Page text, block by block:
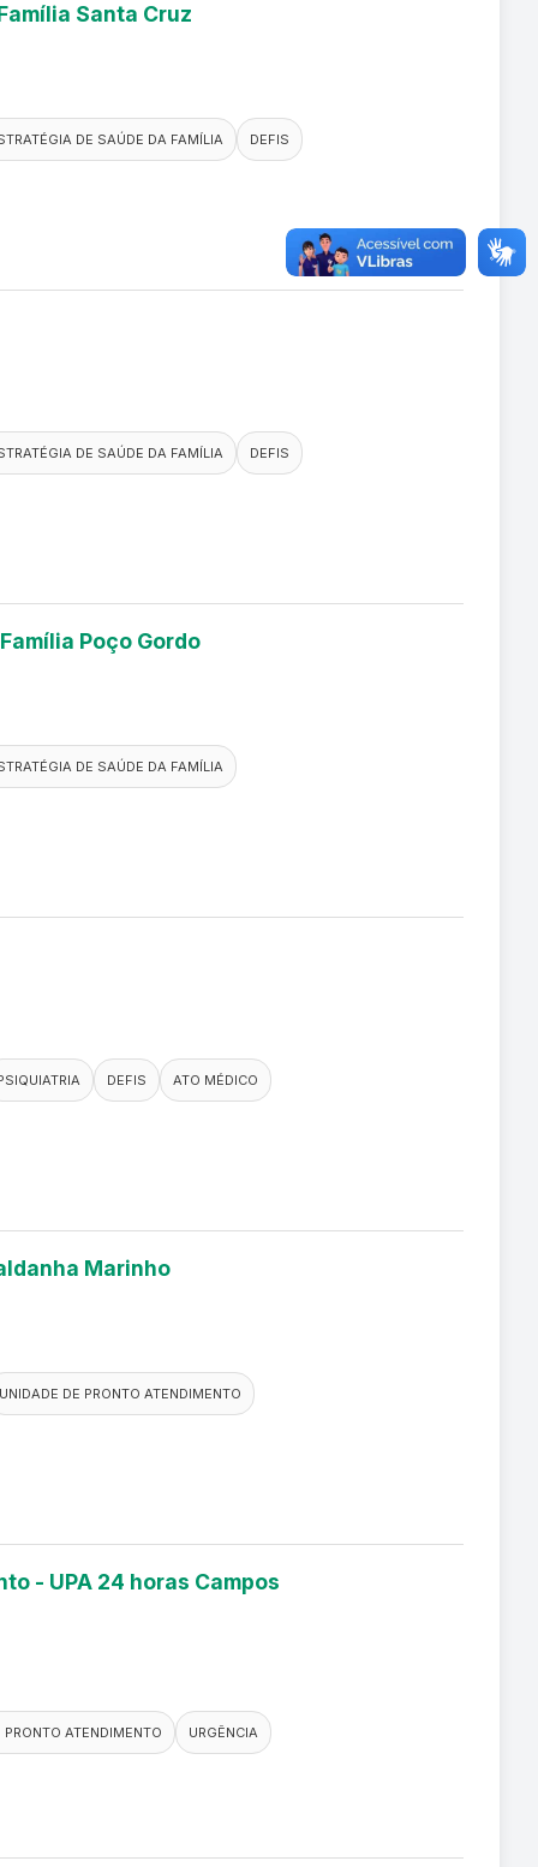
Santa Cruz
DE SAÚDE DA FAMÍLIA DEFIS
DE SAÚDE DA FAMÍLIA DEFIS
Poço Gordo
DE SAÚDE DA FAMÍLIA
DEFIS ATO MÉDICO
Marinho
UNIDADE DE PRONTO ATENDIMENTO
- UPA 24 horas Campos
PRONTO ATENDIMENTO URGÊNCIA